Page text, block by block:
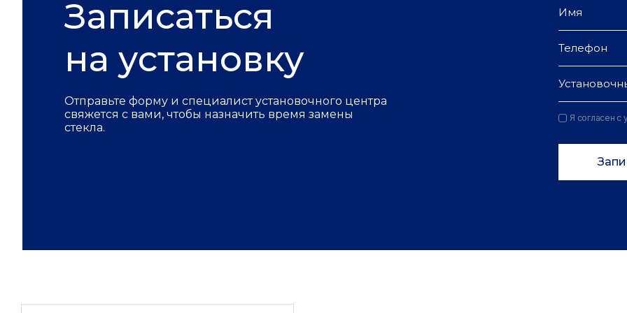
Записаться
на установку
Отправьте форму и специалист установочного центра
свяжется с вами, чтобы назначить время замены
стекла.
Я согласен с